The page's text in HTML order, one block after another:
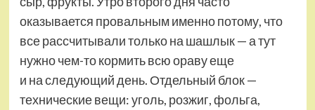
оказывается провальным именно потому, что
все рассчитывали только на шашлык — а тут
нужно чем-то кормить всю ораву еще
и на следующий день. Отдельный блок —
технические вещи: уголь, розжиг, фольга,